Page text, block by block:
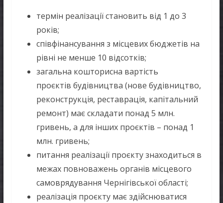
термін реалізації становить від 1 до 3
років;
співфінансування з місцевих бюджетів на
рівні не менше 10 відсотків;
загальна кошторисна вартість
проєктів будівництва (нове будівництво,
реконструкція, реставрація, капітальний
ремонт) має складати понад 5 млн.
гривень, а для інших проєктів – понад 1
млн. гривень;
питання реалізації проєкту знаходиться в
межах повноважень органів місцевого
самоврядування Чернігівської області;
реалізація проєкту має здійснюватися